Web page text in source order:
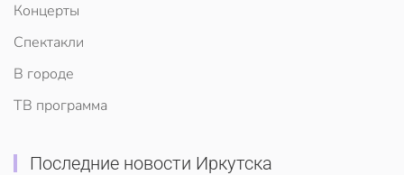
Концерты
Спектакли
В городе
ТВ программа
Последние новости Иркутска